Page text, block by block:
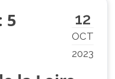
12
OCT
2023
5